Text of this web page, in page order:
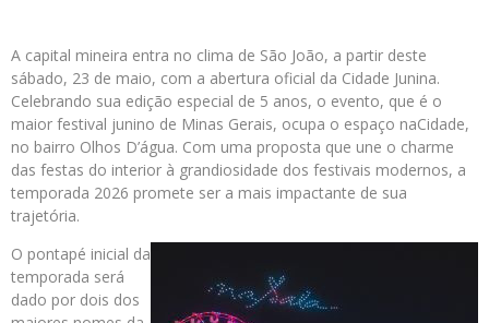
A capital mineira entra no clima de São João, a partir deste
sábado, 23 de maio, com a abertura oficial da Cidade Junina.
Celebrando sua edição especial de 5 anos, o evento, que é o
maior festival junino de Minas Gerais, ocupa o espaço naCidade,
no bairro Olhos D’água. Com uma proposta que une o charme
das festas do interior à grandiosidade dos festivais modernos, a
temporada 2026 promete ser a mais impactante de sua
trajetória.
O pontapé inicial da
temporada será
dado por dois dos